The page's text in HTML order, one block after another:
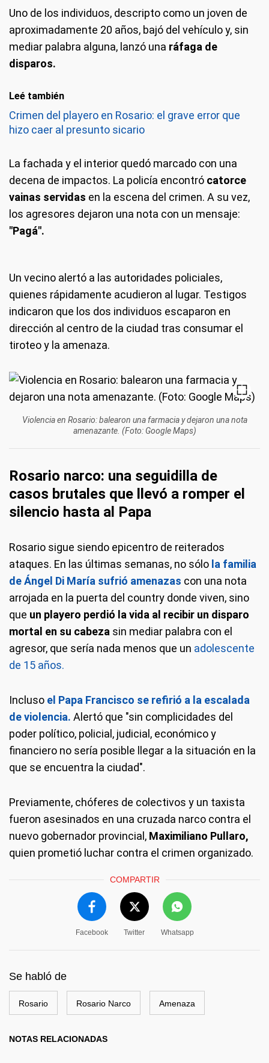
Uno de los individuos, descripto como un joven de
aproximadamente 20 años, bajó del vehículo y, sin
mediar palabra alguna, lanzó una ráfaga de
disparos.
Leé también
Crimen del playero en Rosario: el grave error que
hizo caer al presunto sicario
La fachada y el interior quedó marcado con una
decena de impactos. La policía encontró catorce
vainas servidas en la escena del crimen. A su vez,
los agresores dejaron una nota con un mensaje:
"Pagá".
Un vecino alertó a las autoridades policiales,
quienes rápidamente acudieron al lugar. Testigos
indicaron que los dos individuos escaparon en
dirección al centro de la ciudad tras consumar el
tiroteo y la amenaza.
Violencia en Rosario: balearon una farmacia y dejaron una nota
amenazante. (Foto: Google Maps)
Rosario narco: una seguidilla de
casos brutales que llevó a romper el
silencio hasta al Papa
Rosario sigue siendo epicentro de reiterados
ataques. En las últimas semanas, no sólo la familia
de Ángel Di María sufrió amenazas con una nota
arrojada en la puerta del country donde viven, sino
que un playero perdió la vida al recibir un disparo
mortal en su cabeza sin mediar palabra con el
agresor, que sería nada menos que un adolescente
de 15 años.
Incluso el Papa Francisco se refirió a la escalada
de violencia. Alertó que "sin complicidades del
poder político, policial, judicial, económico y
financiero no sería posible llegar a la situación en la
que se encuentra la ciudad".
Previamente, chóferes de colectivos y un taxista
fueron asesinados en una cruzada narco contra el
nuevo gobernador provincial, Maximiliano Pullaro,
quien prometió luchar contra el crimen organizado.
COMPARTIR
Facebook Twitter Whatsapp
Se habló de
Rosario Rosario Narco Amenaza
NOTAS RELACIONADAS